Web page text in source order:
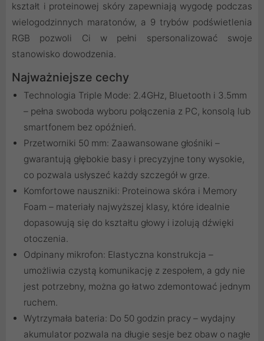
kształt i proteinowej skóry zapewniają wygodę podczas
wielogodzinnych maratonów, a 9 trybów podświetlenia
RGB pozwoli Ci w pełni spersonalizować swoje
stanowisko dowodzenia.
Najważniejsze cechy
Technologia Triple Mode: 2.4GHz, Bluetooth i 3.5mm
– pełna swoboda wyboru połączenia z PC, konsolą lub
smartfonem bez opóźnień.
Przetworniki 50 mm: Zaawansowane głośniki –
gwarantują głębokie basy i precyzyjne tony wysokie,
co pozwala usłyszeć każdy szczegół w grze.
Komfortowe nauszniki: Proteinowa skóra i Memory
Foam – materiały najwyższej klasy, które idealnie
dopasowują się do kształtu głowy i izolują dźwięki
otoczenia.
Odpinany mikrofon: Elastyczna konstrukcja –
umożliwia czystą komunikację z zespołem, a gdy nie
jest potrzebny, można go łatwo zdemontować jednym
ruchem.
Wytrzymała bateria: Do 50 godzin pracy – wydajny
akumulator pozwala na długie sesje bez obaw o nagłe